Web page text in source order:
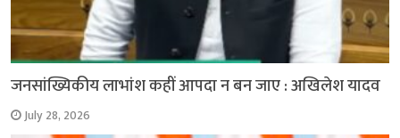
जनसांख्यिकीय लाभांश कहीं आपदा न बन जाए : अखिलेश यादव
July 28, 2026